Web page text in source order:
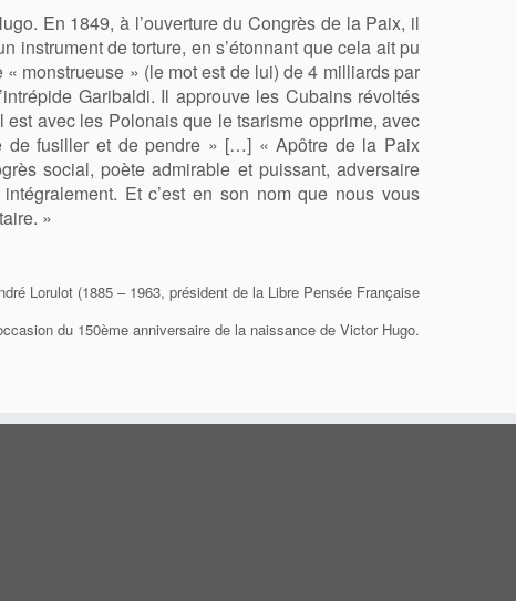
En 1849, à l’ouverture du Congrès de la Paix, il
instrument de torture, en s’étonnant que cela ait pu
monstrueuse » (le mot est de lui) de 4 milliards par
Garibaldi. Il approuve les Cubains révoltés
avec les Polonais que le tsarisme opprime, avec
de fusiller et de pendre » […] « Apôtre de la Paix
social, poète admirable et puissant, adversaire
Et c’est en son nom que nous vous
»
Lorulot (1885 – 1963, président de la Libre Pensée Française
du 150ème anniversaire de la naissance de Victor Hugo.